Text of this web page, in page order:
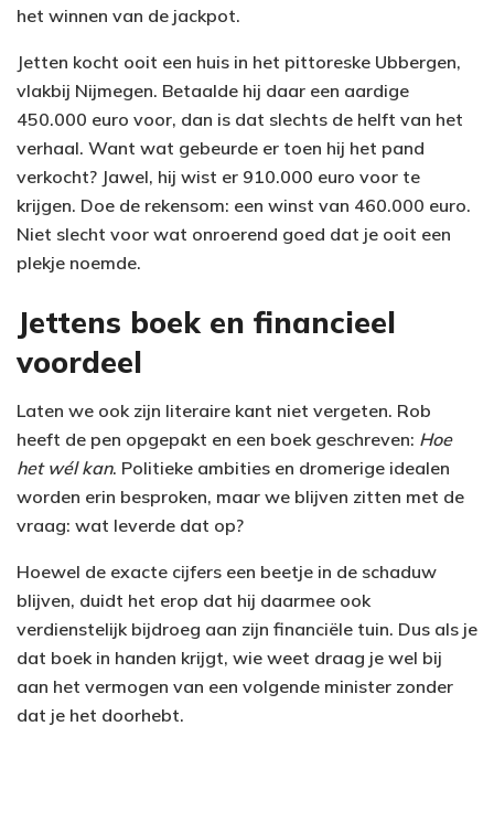
het winnen van de jackpot.
Jetten kocht ooit een huis in het pittoreske Ubbergen,
vlakbij Nijmegen. Betaalde hij daar een aardige
450.000 euro voor, dan is dat slechts de helft van het
verhaal. Want wat gebeurde er toen hij het pand
verkocht? Jawel, hij wist er 910.000 euro voor te
krijgen. Doe de rekensom: een winst van 460.000 euro.
Niet slecht voor wat onroerend goed dat je ooit een
plekje noemde.
Jettens boek en financieel
voordeel
Laten we ook zijn literaire kant niet vergeten. Rob
heeft de pen opgepakt en een boek geschreven: Hoe
het wél kan. Politieke ambities en dromerige idealen
worden erin besproken, maar we blijven zitten met de
vraag: wat leverde dat op?
Hoewel de exacte cijfers een beetje in de schaduw
blijven, duidt het erop dat hij daarmee ook
verdienstelijk bijdroeg aan zijn financiële tuin. Dus als je
dat boek in handen krijgt, wie weet draag je wel bij
aan het vermogen van een volgende minister zonder
dat je het doorhebt.